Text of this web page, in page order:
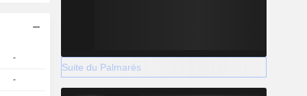
-
-
Suite du Palmarès